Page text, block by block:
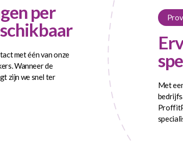
per
met één van onze
Wanneer de
zijn we snel ter
Met